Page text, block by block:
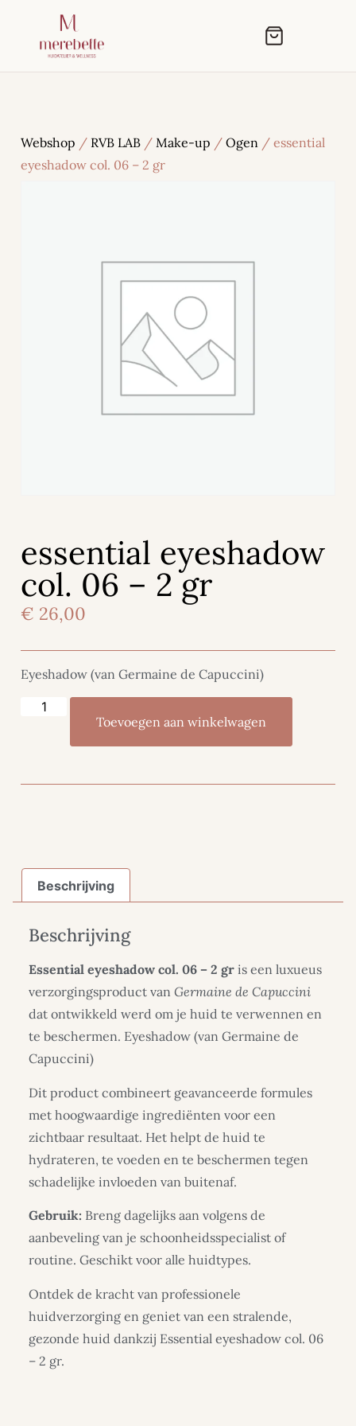
Webshop / RVB LAB / Make-up / Ogen / essential
eyeshadow col. 06 – 2 gr
essential eyeshadow
col. 06 – 2 gr
€ 26,00
Eyeshadow (van Germaine de Capuccini)
Toevoegen aan winkelwagen
Beschrijving
Beschrijving
Essential eyeshadow col. 06 – 2 gr is een luxueus
verzorgingsproduct van Germaine de Capuccini
dat ontwikkeld werd om je huid te verwennen en
te beschermen. Eyeshadow (van Germaine de
Capuccini)
Dit product combineert geavanceerde formules
met hoogwaardige ingrediënten voor een
zichtbaar resultaat. Het helpt de huid te
hydrateren, te voeden en te beschermen tegen
schadelijke invloeden van buitenaf.
Gebruik: Breng dagelijks aan volgens de
aanbeveling van je schoonheidsspecialist of
routine. Geschikt voor alle huidtypes.
Ontdek de kracht van professionele
huidverzorging en geniet van een stralende,
gezonde huid dankzij Essential eyeshadow col. 06
– 2 gr.